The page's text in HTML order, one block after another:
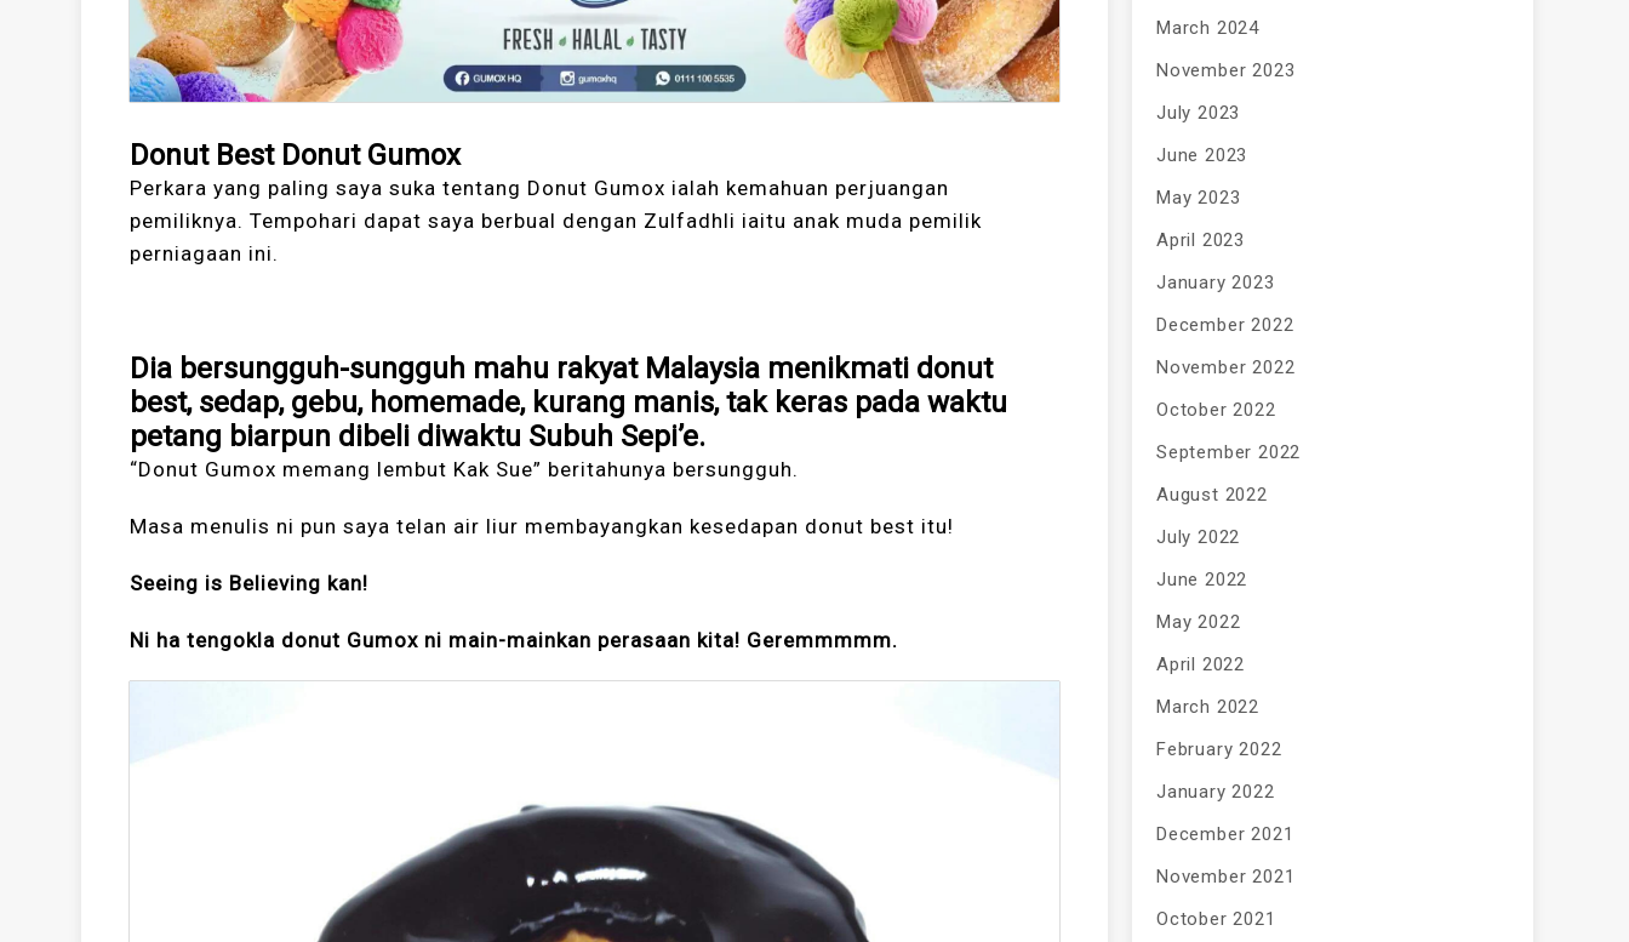
Donut Best Donut Gumox
Perkara yang paling saya suka tentang Donut Gumox ialah kemahuan perjuangan
pemiliknya. Tempohari dapat saya berbual dengan Zulfadhli iaitu anak muda pemilik
perniagaan ini.
Dia bersungguh-sungguh mahu rakyat Malaysia menikmati donut
best, sedap, gebu, homemade, kurang manis, tak keras pada waktu
petang biarpun dibeli diwaktu Subuh Sepi’e.
“Donut Gumox memang lembut Kak Sue” beritahunya bersungguh.
Masa menulis ni pun saya telan air liur membayangkan kesedapan donut best itu!
Seeing is Believing kan!
Ni ha tengokla donut Gumox ni main-mainkan perasaan kita! Geremmmmm.
March 2024
November 2023
July 2023
June 2023
May 2023
April 2023
January 2023
December 2022
November 2022
October 2022
September 2022
August 2022
July 2022
June 2022
May 2022
April 2022
March 2022
February 2022
January 2022
December 2021
November 2021
October 2021